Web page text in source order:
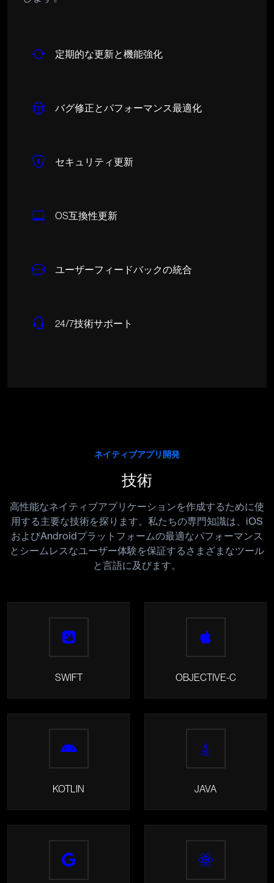
定期的な更新と機能強化
バグ修正とパフォーマンス最適化
セキュリティ更新
OS互換性更新
ユーザーフィードバックの統合
24/7技術サポート
ネイティブアプリ開発
技術
高性能なネイティブアプリケーションを作成するために使
用する主要な技術を探ります。私たちの専門知識は、iOS
およびAndroidプラットフォームの最適なパフォーマンス
とシームレスなユーザー体験を保証するさまざまなツール
と言語に及びます。
SWIFT OBJECTIVE-C
KOTLIN JAVA